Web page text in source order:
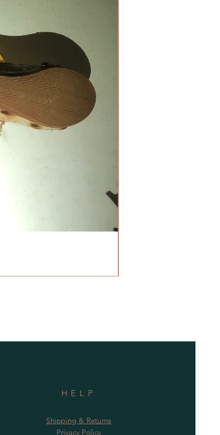
HELP
Shipping & Returns
Privacy Policy